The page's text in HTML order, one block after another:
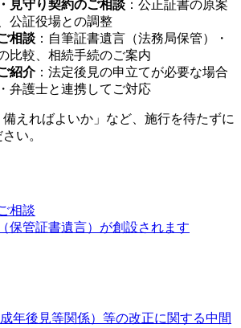
見守り契約のご相談 ：公正証書の原案
公証役場との調整
相談 ：自筆証書遺言（法務局保管）・
比較、相続手続のご案内
紹介：法定後見の申立てが必要な場合
弁護士と連携してご対応
備えればよいか」など、施行を待たずに
い。
相談
保管証書遺言）が創設されます
年後見等関係）等の改正に関する中間